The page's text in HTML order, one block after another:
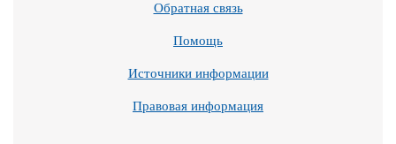
Обратная связь
Помощь
Источники информации
Правовая информация